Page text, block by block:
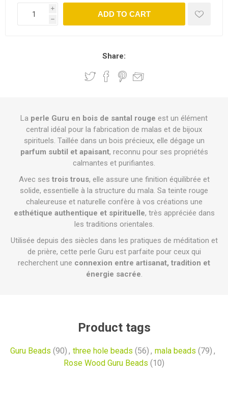
i
h
ADD TO CART
Share:
La perle Guru en bois de santal rouge est un élément
central idéal pour la fabrication de malas et de bijoux
spirituels. Taillée dans un bois précieux, elle dégage un
parfum subtil et apaisant, reconnu pour ses propriétés
calmantes et purifiantes.
Avec ses trois trous, elle assure une finition équilibrée et
solide, essentielle à la structure du mala. Sa teinte rouge
chaleureuse et naturelle confère à vos créations une
esthétique authentique et spirituelle, très appréciée dans
les traditions orientales.
Utilisée depuis des siècles dans les pratiques de méditation et
de prière, cette perle Guru est parfaite pour ceux qui
recherchent une connexion entre artisanat, tradition et
énergie sacrée.
Product tags
Guru Beads (90) , three hole beads (56) , mala beads (79) ,
Rose Wood Guru Beads (10)